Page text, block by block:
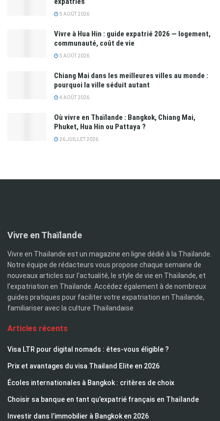
5 AOÛT 2026
Vivre à Hua Hin : guide expatrié 2026 — logement,
communauté, coût de vie
5 AOÛT 2026
Chiang Mai dans les meilleures villes au monde :
pourquoi la ville séduit autant
4 AOÛT 2026
Où vivre en Thaïlande : Bangkok, Chiang Mai,
Phuket, Hua Hin ou Pattaya ?
26 JUILLET 2026
Vivre en Thaïlande
Vivre en Thaïlande est un magazine en ligne dédié à la Thaïlande.
Notre équipe de rédacteurs vous propose chaque semaine de
nouveaux articles sur l'actualité, le style de vie en Thaïlande, et
l'expatriation en Thaïlande. Accédez également à de nombreux
guides pratiques pour faciliter votre expatriation en Thaïlande,
familiariser avec la culture Thaïlandaise
Articles récents
Visa LTR pour digital nomads : êtes-vous éligible ?
Prix et avantages du visa Thailand Elite en 2026
Écoles internationales à Bangkok : critères de choix
Choisir sa banque en tant qu’expatrié français en Thaïlande
Investir dans l’immobilier à Bangkok en 2026